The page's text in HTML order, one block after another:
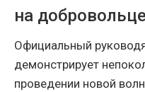
на
Официальный
демонстрирует
проведении новой